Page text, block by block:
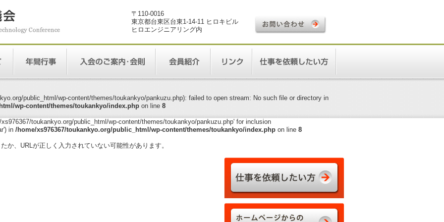
〒110-0016
東京都台東区台東1-14-11 ヒロキビル
ヒロエンジニアリング内
public_html/wp-content/themes/toukankyo/pankuzu.php): failed to open stream: No such file or directory in
wp-content/themes/toukankyo/index.phpon line8
toukankyo.org/public_html/wp-content/themes/toukankyo/pankuzu.php' for inclusion
in /home/xs976367/toukankyo.org/public_html/wp-content/themes/toukankyo/index.phpon line 8
か、URLが正しく入力されていない可能性があります。